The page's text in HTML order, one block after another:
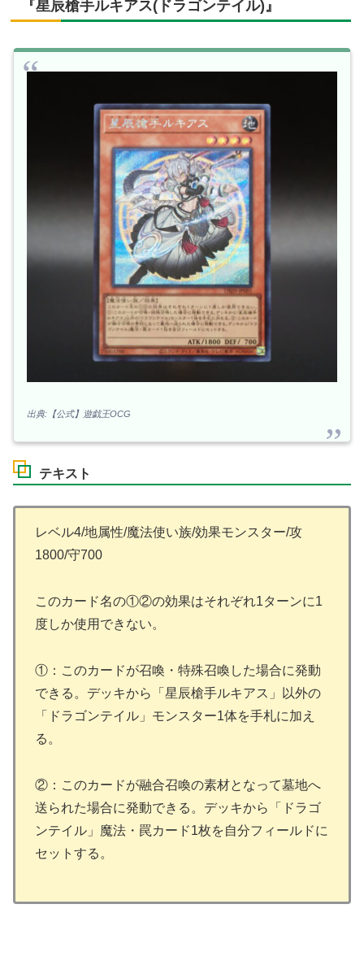
『星辰槍手ルキアス(ドラゴンテイル)』
出典:【公式】遊戯王OCG
テキスト
レベル4/地属性/魔法使い族/効果モンスター/攻
1800/守700
このカード名の①②の効果はそれぞれ1ターンに1
度しか使用できない。
①：このカードが召喚・特殊召喚した場合に発動
できる。デッキから「星辰槍手ルキアス」以外の
「ドラゴンテイル」モンスター1体を手札に加え
る。
②：このカードが融合召喚の素材となって墓地へ
送られた場合に発動できる。デッキから「ドラゴ
ンテイル」魔法・罠カード1枚を自分フィールドに
セットする。